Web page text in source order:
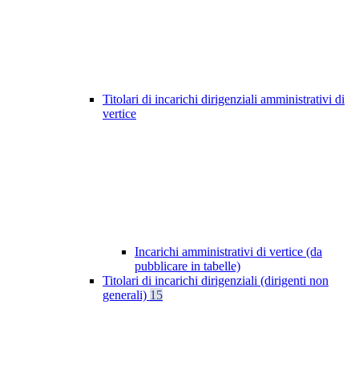
Titolari di incarichi dirigenziali amministrativi di
vertice
Incarichi amministrativi di vertice (da
pubblicare in tabelle)
Titolari di incarichi dirigenziali (dirigenti non
generali) 15